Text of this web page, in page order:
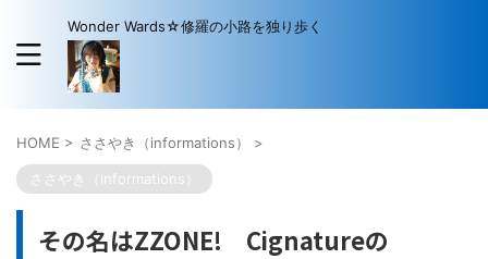
Wonder Wards☆修羅の小路を独り歩く
HOME > ささやき（informations） >
ささやき（informations）
その名はZZONE! Cignatureの